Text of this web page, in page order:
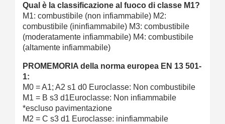
Qual è la classificazione al fuoco di classe M1?
M1: combustibile (non infiammabile) M2:
combustibile (ininfiammabile) M3: combustibile
(moderatamente infiammabile) M4: combustibile
(altamente infiammabile)
PROMEMORIA della norma europea EN 13 501-
1:
M0 = A1; A2 s1 d0 Euroclasse: Non combustibile
M1 = B s3 d1Euroclasse: Non infiammabile
*escluso pavimentazione
M2 = C s3 d1 Euroclasse: ininfiammabile